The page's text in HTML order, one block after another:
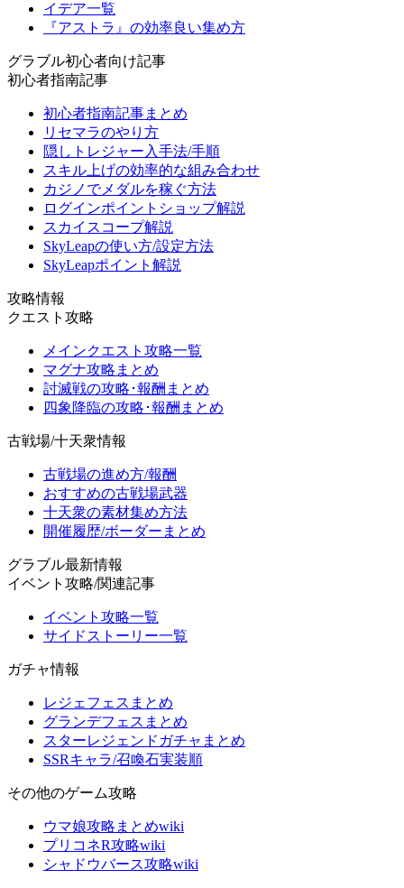
イデア一覧
『アストラ』の効率良い集め方
グラブル初心者向け記事
初心者指南記事
初心者指南記事まとめ
リセマラのやり方
隠しトレジャー入手法/手順
スキル上げの効率的な組み合わせ
カジノでメダルを稼ぐ方法
ログインポイントショップ解説
スカイスコープ解説
SkyLeapの使い方/設定方法
SkyLeapポイント解説
攻略情報
クエスト攻略
メインクエスト攻略一覧
マグナ攻略まとめ
討滅戦の攻略･報酬まとめ
四象降臨の攻略･報酬まとめ
古戦場/十天衆情報
古戦場の進め方/報酬
おすすめの古戦場武器
十天衆の素材集め方法
開催履歴/ボーダーまとめ
グラブル最新情報
イベント攻略/関連記事
イベント攻略一覧
サイドストーリー一覧
ガチャ情報
レジェフェスまとめ
グランデフェスまとめ
スターレジェンドガチャまとめ
SSRキャラ/召喚石実装順
その他のゲーム攻略
ウマ娘攻略まとめwiki
プリコネR攻略wiki
シャドウバース攻略wiki